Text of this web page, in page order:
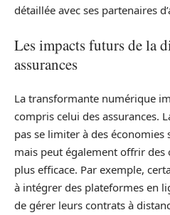
détaillée avec ses partenaires
Les impacts futurs de la
assurances
La transformante numérique
compris celui des assurances.
pas se limiter à des économies
mais peut également offrir
plus efficace. Par exemple,
à intégrer des plateformes en
de gérer leurs contrats à